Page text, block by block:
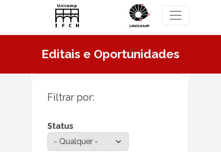
Pular para o conteúdo principal
Editais e Oportunidades
Status